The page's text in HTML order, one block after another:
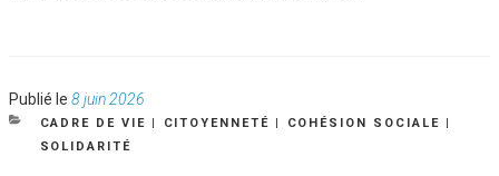
Publié le Publié
le
8 juin 2026
CATÉGORIES
CADRE DE VIE CITOYENNETÉ COHÉSION SOCIALE
SOLIDARITÉ